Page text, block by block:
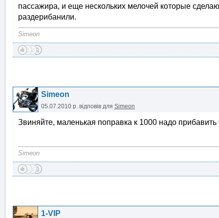
пассажира, и еще нескольких мелочей которые
раздерибанили.
Simeon
Simeon
05.07.2010 р. відповів для Simeon
Звиняйте, маленькая поправка к 1000 надо прибавить
Simeon
1-VIP